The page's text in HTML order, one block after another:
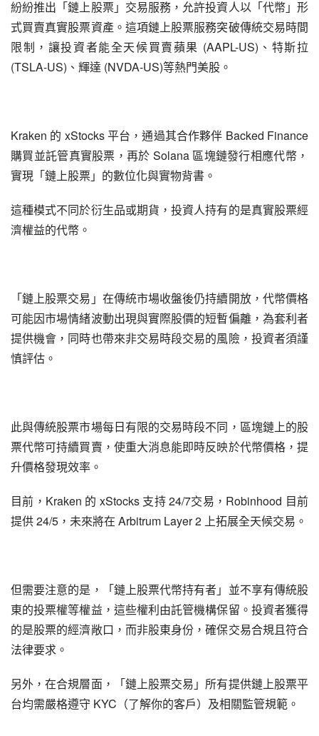
紛紛推出「鏈上股票」交易服務，允許投資人以「代幣」形
式買賣真實股票資產。這項鏈上股票服務突破傳統交易時間
限制，讓投資者能全天候買賣蘋果 (AAPL-US)、特斯拉
(TSLA-US)、輝達 (NVDA-US)等熱門美股。
Kraken 的 xStocks 平台，通過其合作夥伴 Backed Finance
購買並託管真實股票，再於 Solana 區塊鏈發行相應代幣，
實現「鏈上股票」的數位化與實物背書。
這種模式不同於衍生品或期貨，投資人持有的是真實股票經
濟權益的代幣。
「鏈上股票交易」在傳統市場收盤後仍持續開放，代幣價格
可能因市場情緒波動出現與實際股價的短暫偏離，為套利者
提供機會，同時也帶來非交易時段交易的風險，投資者須謹
慎評估。
此與傳統股票市場每日有限的交易時段不同，區塊鏈上的股
票代幣可持續買賣，使重大消息能即時反映於代幣價格，提
升價格發現效率。
目前，Kraken 的 xStocks 支持 24/7交易，Robinhood 目前
提供 24/5，未來將在 Arbitrum Layer 2 上拓展全天候交易。
但需要注意的是，「鏈上股票代幣持有者」並不享有傳統股
東的投票權等權益，這些權利由託管機構保留。投資者獲得
的是股票的經濟敞口，而非股東身份，確保交易合規且符合
法律要求。
另外，在合規層面，「鏈上股票交易」所有提供鏈上股票平
台均需嚴格遵守 KYC（了解你的客戶）及相關監管規範。